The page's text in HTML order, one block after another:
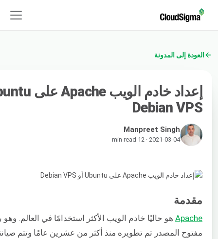
العودة إلى المدونة
Debian VPS
Manpreet Singh
2021-03-04 · 12 min read
مقدمة
Apache هو حاليًا خادم الويب الأكثر استخدامًا في العالم. وهو
مفتوح المصدر تم تطويره منذ أكثر من عشرين عامًا وتتم